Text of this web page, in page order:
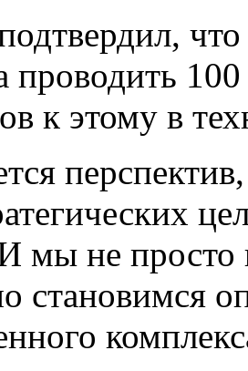
что
проводить
к этому в
мы не просто
становимся